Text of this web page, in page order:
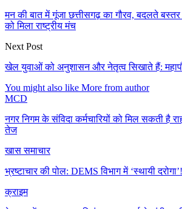
मन की बात में गूंजा छत्तीसगढ़ का गौरव, बदलते
को मिला राष्ट्रीय मंच
Next Post
खेल युवाओं को अनुशासन और नेतृत्व सिखाते हैं:
You might also like More from author
MCD
नगर निगम के संविदा कर्मचारियों को मिल सकती है
तेज
खास समाचार
भ्रष्टाचार की पोल: DEMS विभाग में ‘स्थायी
क्राइम